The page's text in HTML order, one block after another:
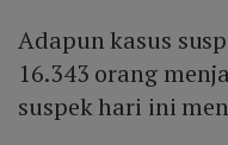
Adapun kasus
16.343 orang
suspek hari ini